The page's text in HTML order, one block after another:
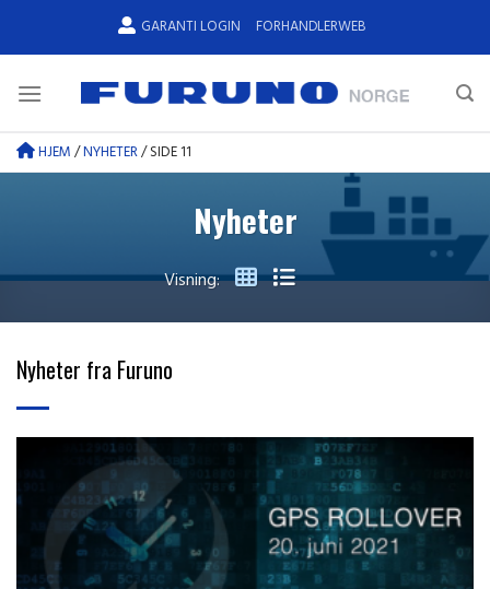
GARANTI LOGIN FORHANDLERWEB
HJEM/NYHETER/SIDE 11
Nyheter
Visning:
Nyheter fra Furuno